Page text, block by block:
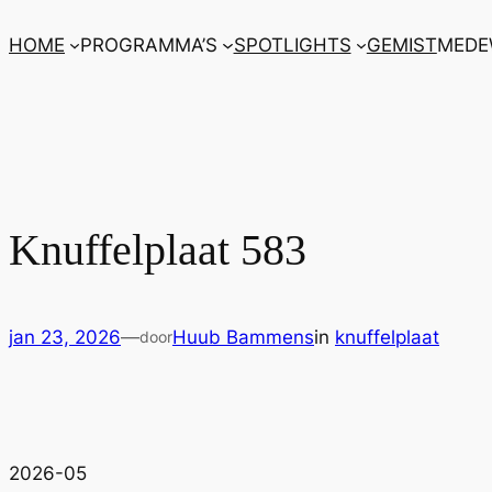
naar
HOME PROGRAMMA’S SPOTLIGHTS GEMIST
Knuffelplaat 583
jan 23, 2026—doorHuub Bammensin knuffelplaat
2026-05